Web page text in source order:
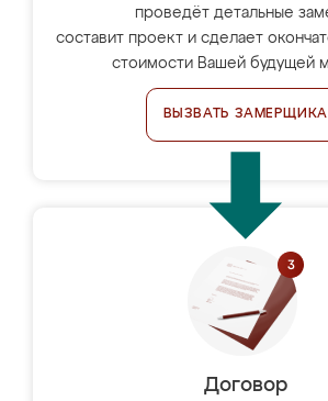
проведёт детальные
составит проект и сделает
стоимости Вашей будущей
ВЫЗВАТЬ ЗАМЕРЩИКА
Договор